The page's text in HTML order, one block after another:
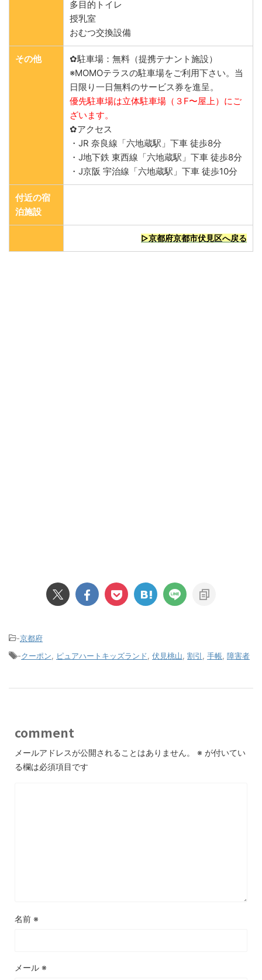
多目的トイレ
授乳室
おむつ交換設備
その他
✿駐車場：無料（提携テナント施設）
※MOMOテラスの駐車場をご利用下さい。当
日限り一日無料のサービス券を進呈。
優先駐車場は立体駐車場（３F〜屋上）にご
ざいます。
✿アクセス
・JR 奈良線「六地蔵駅」下車 徒歩8分
・J地下鉄 東西線「六地蔵駅」下車 徒歩8分
・J京阪 宇治線「六地蔵駅」下車 徒歩10分
付近の宿
泊施設
▷京都府京都市伏見区へ戻る
-京都府
-クーポン ピュアハートキッズランド 伏見桃山 割引 手帳 障害者
comment
メールアドレスが公開されることはありません。 ※ が付いてい
る欄は必須項目です
名前 ※
メール ※